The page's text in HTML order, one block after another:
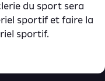
du sport sera
sportif et faire la
sportif.